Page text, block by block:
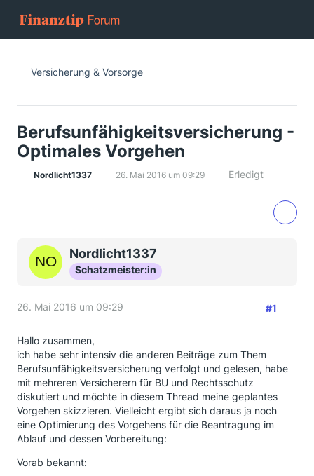
Versicherung & Vorsorge
Berufsunfähigkeitsversicherung -
Optimales Vorgehen
Nordlicht1337 26. Mai 2016 um 09:29 Erledigt
Nordlicht1337
Schatzmeister:in
26. Mai 2016 um 09:29 #1
Hallo zusammen,
ich habe sehr intensiv die anderen Beiträge zum Them
Berufsunfähigkeitsversicherung verfolgt und gelesen, habe
mit mehreren Versicherern für BU und Rechtsschutz
diskutiert und möchte in diesem Thread meine geplantes
Vorgehen skizzieren. Vielleicht ergibt sich daraus ja noch
eine Optimierung des Vorgehens für die Beantragung im
Ablauf und dessen Vorbereitung:
Vorab bekannt: